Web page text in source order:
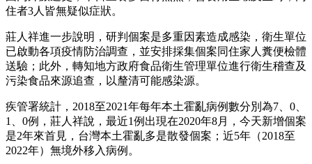
住者3人皆無疑似症狀。
莊人祥進一步說明，研判個案是多重因素造成感染，衛生單位
已啟動各項疫情防治調查，並安排採集個案同住家人糞便檢體
送驗；此外，轉知地方政府食品衛生管理單位進行衛生稽查及
污染食品來源追查，以釐清可能感染源。
疾管署統計，2018至2021年每年本土霍亂病例數分別為7、0、
1、0例，莊人祥說，最近1例出現在2020年8月，今天新增個案
是2年來首見，台灣本土霍亂多是散發個案；近5年（2018至
2022年）無境外移入病例。